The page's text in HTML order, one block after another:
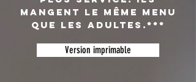
mangent le même menu
que les adultes.***
Version imprimable